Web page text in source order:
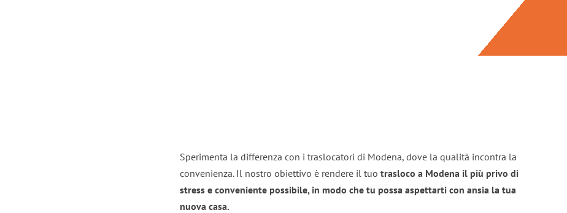
Sperimenta la differenza con i traslocatori di Modena, dove la qualità incontra la
convenienza. Il nostro obiettivo è rendere il tuo trasloco a Modena il più privo di
stress e conveniente possibile, in modo che tu possa aspettarti con ansia la tua
nuova casa.